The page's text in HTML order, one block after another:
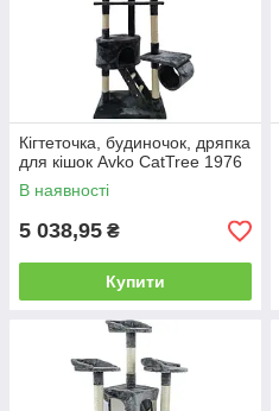
Кігтеточка, будиночок, дряпка
для кішок Avko CatTree 1976
В наявності
5 038,95 ₴
Купити